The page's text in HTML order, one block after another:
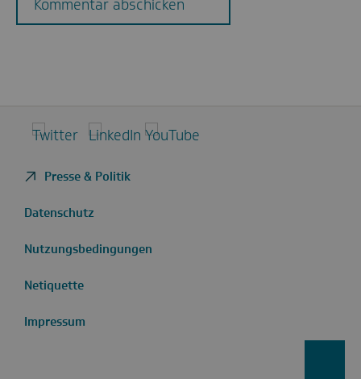
Kommentar abschicken
Twitter LinkedIn
Presse & Politik
Datenschutz
Nutzungsbedingungen
Netiquette
Impressum